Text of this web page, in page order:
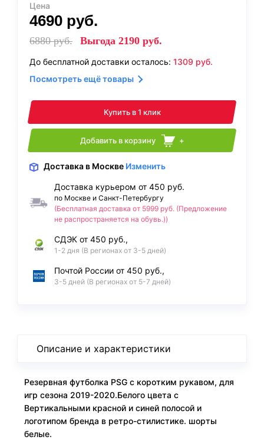
Цена
4690 руб.
6880руб. Выгода 2190 руб.
До бесплатной доставки осталось: 1309 руб.
Посмотреть ещё товары
Купить в 1 клик
Добавить в корзину +
Доставка в Москве Изменить
Доставка курьером от 450 руб.
по Москве и Санкт-Петербургу
(Бесплатная доставка от 5999 руб. (Предложение
не распространяется на обувь.))
СДЭК от 450 руб.,
1-2 дня (В регионах от 3-5 дней)
Почтой России от 450 руб.,
3-5 дней (В регионах от 5-7 дней)
Описание и характеристики
Резервная футболка PSG с коротким рукавом, для
игр сезона 2019-2020.Белого цвета с
Вертикальными красной и синей полосой и
логотипом бренда в ретро-стилистике. шорты
белые.